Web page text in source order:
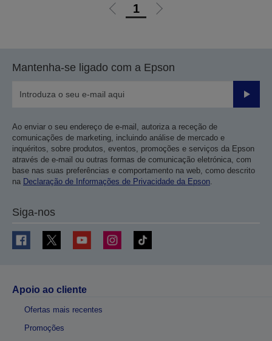
Ir
anterior
1
Ir
página
Mantenha-se ligado com a Epson
Enviar
Ao enviar o seu endereço de e-mail, autoriza a receção de
comunicações de marketing, incluindo análise de mercado e
inquéritos, sobre produtos, eventos, promoções e serviços da Epson
através de e-mail ou outras formas de comunicação eletrónica, com
base nas suas preferências e comportamento na web, como descrito
na Declaração de Informações de Privacidade da Epson.
Siga-nos
Apoio ao cliente
Ofertas mais recentes
Promoções